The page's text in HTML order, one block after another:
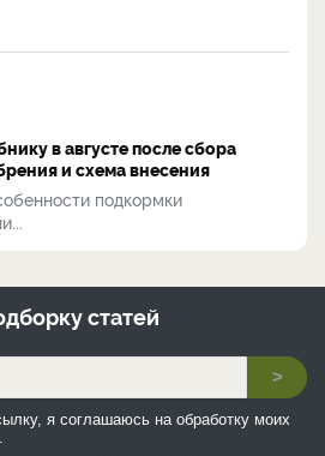
в августе после сбора
и схема внесения
подкормки
статей
>
я соглашаюсь на обработку моих